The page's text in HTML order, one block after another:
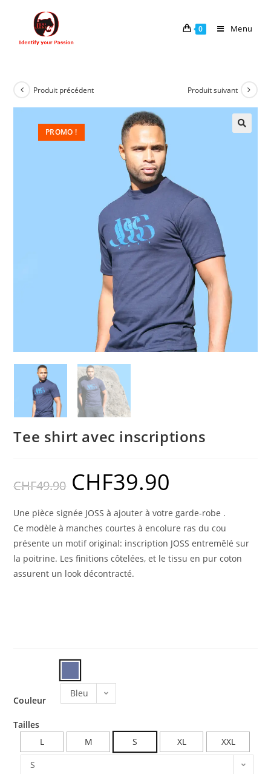
0 Menu
PROMO !
Produit précédent Produit suivant
Tee shirt avec inscriptions
CHF49.90 CHF39.90
Une pièce signée JOSS à ajouter à votre garde-robe .
Ce modèleà manches courtes à encolure ras du cou
présente un motif original: inscription JOSS entremêlé sur
la poitrine. Les finitions côtelées, et le tissu en pur coton
assurent un look décontracté.
Couleur
Bleu
Tailles
L
M S XL
XXL
S